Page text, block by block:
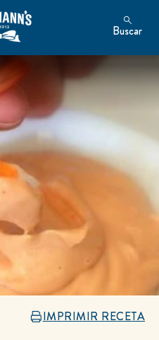
Buscar
IMPRIMIR RECETA